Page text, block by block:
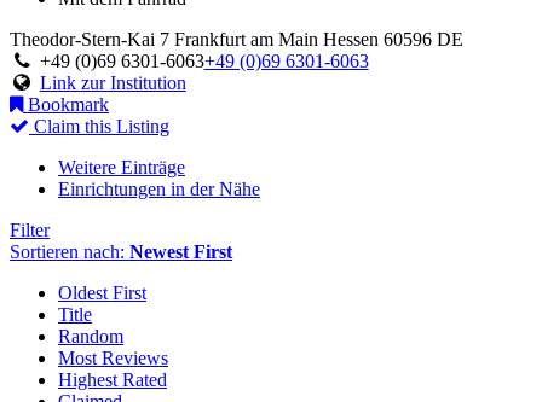
Theodor-Stern-Kai 7 Frankfurt am Main Hessen 60596 DE
+49 (0)69 6301-6063+49 (0)69 6301-6063
Link zur Institution
Bookmark
Claim this Listing
Weitere Einträge
Einrichtungen in der Nähe
Filter
Sortieren nach: Newest First
Oldest First
Title
Random
Most Reviews
Highest Rated